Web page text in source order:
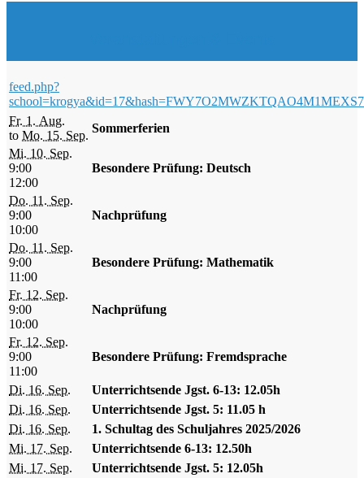
feed.php?
Fr. 1. Aug.
to Mo. 15. Sep.
Sommerferien
Mi. 10. Sep.
9:00
12:00
Besondere Prüfung: Deutsch
Do. 11. Sep.
9:00
10:00
Nachprüfung
Do. 11. Sep.
9:00
11:00
Besondere Prüfung: Mathematik
Fr. 12. Sep.
9:00
10:00
Nachprüfung
Fr. 12. Sep.
9:00
11:00
Besondere Prüfung: Fremdsprache
Di. 16. Sep.
Unterrichtsende Jgst. 6-13: 12.05h
Di. 16. Sep.
Unterrichtsende Jgst. 5: 11.05 h
Di. 16. Sep.
1. Schultag des Schuljahres 2025/2026
Mi. 17. Sep.
Unterrichtsende 6-13: 12.50h
Mi. 17. Sep.
Unterrichtsende Jgst. 5: 12.05h